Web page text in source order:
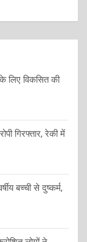
लिए विकसित की
गिरफ्तार, रेकी में
बच्ची से दुष्कर्म,